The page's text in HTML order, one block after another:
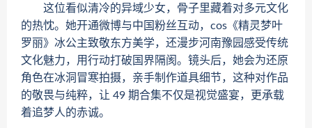
这位看似清冷的异域少女，骨子里藏着对多元文化
的热忱。她开通微博与中国粉丝互动，cos《精灵梦叶
罗丽》冰公主致敬东方美学，还漫步河南豫园感受传统
文化魅力，用行动打破国界隔阂。镜头后，她会为还原
角色在冰洞冒寒拍摄，亲手制作道具细节，这种对作品
的敬畏与纯粹，让 49 期合集不仅是视觉盛宴，更承载
着追梦人的赤诚。